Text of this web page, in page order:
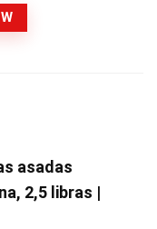
asadas
2,5 libras |